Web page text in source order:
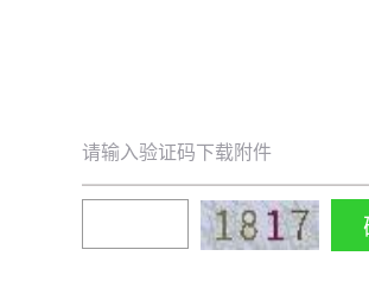
请输入验证码下载附件